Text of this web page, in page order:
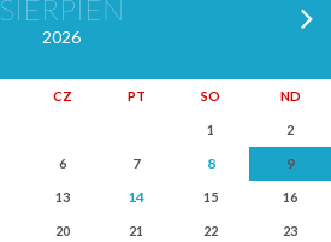
SIERPIEŃ
2026
CZ PT SO ND
1 2
6 7 8 9
13 14 15 16
20 21 22 23